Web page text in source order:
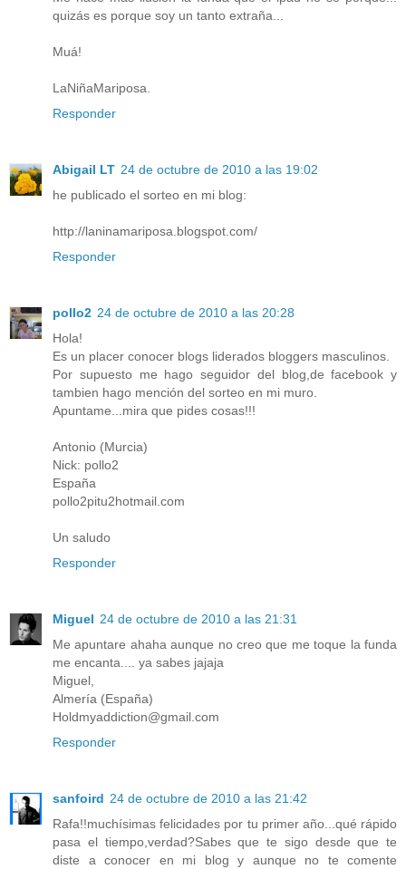
quizás es porque soy un tanto extraña...
Muá!
LaNiñaMariposa.
Responder
Abigail LT 24 de octubre de 2010 a las 19:02
he publicado el sorteo en mi blog:
http://laninamariposa.blogspot.com/
Responder
pollo2 24 de octubre de 2010 a las 20:28
Hola!
Es un placer conocer blogs liderados bloggers masculinos.
Por supuesto me hago seguidor del blog,de facebook y
tambien hago mención del sorteo en mi muro.
Apuntame...mira que pides cosas!!!
Antonio (Murcia)
Nick: pollo2
España
pollo2pitu2hotmail.com
Un saludo
Responder
Miguel 24 de octubre de 2010 a las 21:31
Me apuntare ahaha aunque no creo que me toque la funda
me encanta.... ya sabes jajaja
Miguel,
Almería (España)
Holdmyaddiction@gmail.com
Responder
sanfoird 24 de octubre de 2010 a las 21:42
Rafa!!muchísimas felicidades por tu primer año...qué rápido
pasa el tiempo,verdad?Sabes que te sigo desde que te
diste a conocer en mi blog y aunque no te comente